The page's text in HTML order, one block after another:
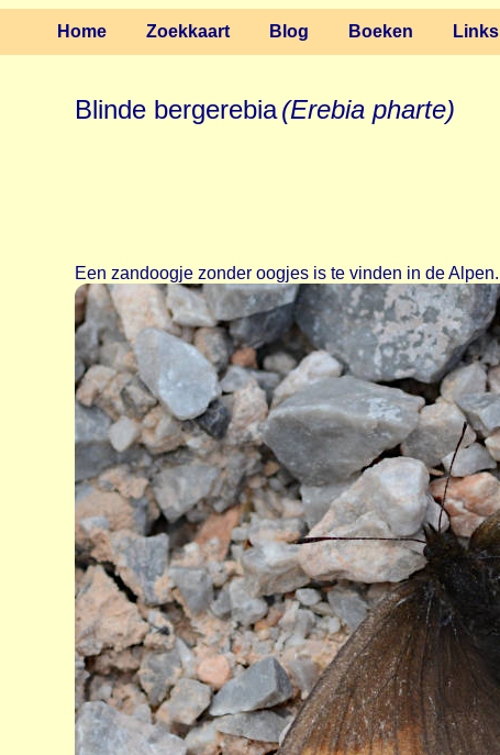
Home Zoekkaart Blog Boeken Links
Blinde bergerebia(Erebia pharte)
Een zandoogje zonder oogjes is te vinden in de Alpen.